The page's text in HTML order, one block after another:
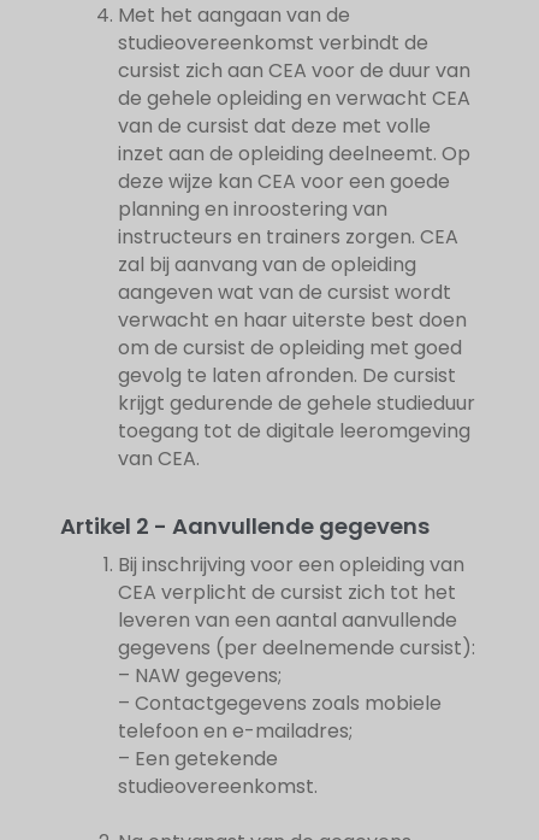
Met het aangaan van de
studieovereenkomst verbindt de
cursist zich aan CEA voor de duur van
de gehele opleiding en verwacht CEA
van de cursist dat deze met volle
inzet aan de opleiding deelneemt. Op
deze wijze kan CEA voor een goede
planning en inroostering van
instructeurs en trainers zorgen. CEA
zal bij aanvang van de opleiding
aangeven wat van de cursist wordt
verwacht en haar uiterste best doen
om de cursist de opleiding met goed
gevolg te laten afronden. De cursist
krijgt gedurende de gehele studieduur
toegang tot de digitale leeromgeving
van CEA.
Artikel 2 - Aanvullende gegevens
Bij inschrijving voor een opleiding van
CEA verplicht de cursist zich tot het
leveren van een aantal aanvullende
gegevens (per deelnemende cursist):
– NAW gegevens;
– Contactgegevens zoals mobiele
telefoon en e-mailadres;
– Een getekende
studieovereenkomst.